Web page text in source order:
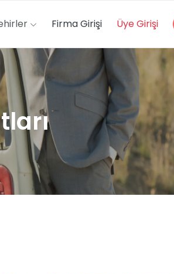
Firma Girişi Üye Girişi